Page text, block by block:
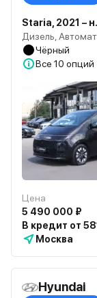
Staria, 2021 –
Дизель,
Чёрный
Все 10 опций
Цена
5 490 000 ₽
В кредит от
Москва
Hyundai